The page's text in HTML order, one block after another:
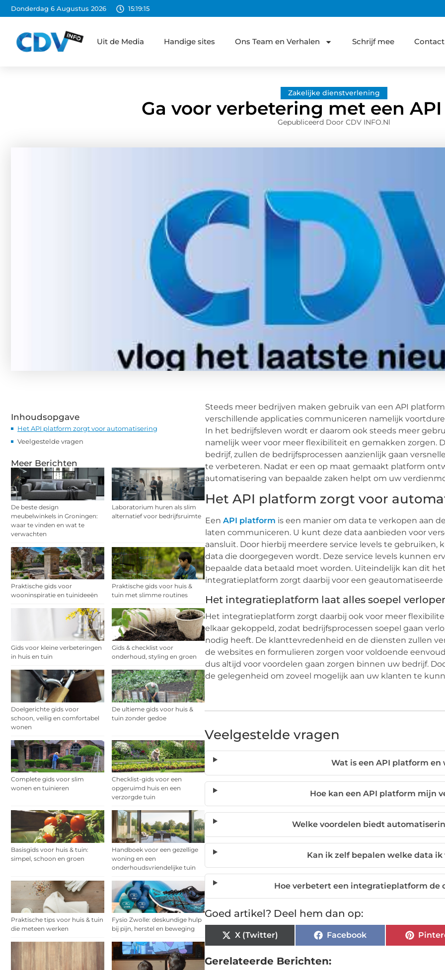
Donderdag 6 Augustus 2026 15:19:16
Uit de Media Handige sites Ons Team en Verhalen Schrijf mee Contact
Zakelijke dienstverlening
Ga voor verbetering met een
Gepubliceerd Door CDV INFO.nl
Inhoudsopgave
Het API platform zorgt voor automatisering
Veelgestelde vragen
Meer Berichten
De beste design
meubelwinkels in Groningen:
waar te vinden en wat te
verwachten
Laboratorium huren als slim
alternatief voor bedrijfsruimte
Praktische gids voor
wooninspiratie en tuinideeën
Praktische gids voor huis &
tuin met slimme routines
Gids voor kleine verbeteringen
in huis en tuin
Gids & checklist voor
onderhoud, styling en groen
Doelgerichte gids voor
schoon, veilig en comfortabel
wonen
De ultieme gids voor huis &
tuin zonder gedoe
Complete gids voor slim
wonen en tuinieren
Checklist-gids voor een
opgeruimd huis en een
verzorgde tuin
Basisgids voor huis & tuin:
simpel, schoon en groen
Handboek voor een gezellige
woning en een
onderhoudsvriendelijke tuin
Praktische tips voor huis & tuin
die meteen werken
Fysio Zwolle: deskundige hulp
bij pijn, herstel en beweging
Steeds meer bedrijven maken gebruik van een API
verschillende applicaties communiceren namelijk
In het bedrijfsleven wordt er daarom ook steeds meer
namelijk weer voor meer flexibiliteit en gemakken zorgen.
bedrijf, zullen de bedrijfsprocessen aanzienlijk gaan
te verbeteren. Nadat er een op maat gemaakt platform
automatisering van bepaalde zaken helpt om uw
Het API platform zorgt voor
Een API platform is een manier om data te verkopen aan
laten communiceren. U kunt deze data aanbieden voor
aansluit. Door hierbij meerdere service levels te
data die doorgegeven wordt. Deze service levels kunnen
bepaalde data betaald moet worden. Uiteindelijk kan dit
integratieplatform zorgt daarbij voor een
Het integratieplatform laat alles soepel
Het integratieplatform zorgt daarbij ook voor meer
elkaar gekoppeld, zodat bedrijfsprocessen soepel gaan
nodig heeft. De klanttevredenheid en de diensten zullen
de websites en formulieren zorgen voor voldoende
dus altijd voor voordelen gaan zorgen binnen uw bedrijf.
de gelegenheid om zoveel mogelijk aan uw klanten te
Veelgestelde vragen
Wat is een API platform
Hoe kan een API platform mijn
Welke voordelen biedt
Kan ik zelf bepalen welke data
Hoe verbetert een integratieplatform de
Goed artikel? Deel hem dan op:
X (Twitter) Facebook
Gerelateerde Berichten: